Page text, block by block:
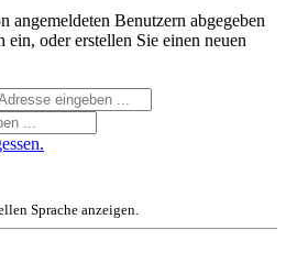
angemeldeten Benutzern abgegeben
oder erstellen Sie einen neuen
Sprache anzeigen.